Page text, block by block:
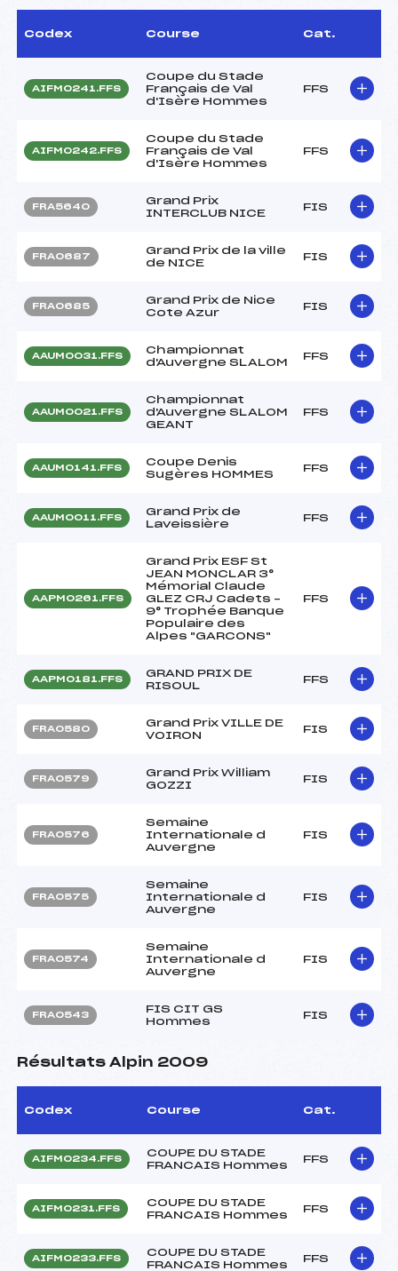
Codex Course Cat.
AIFM0241.FFS
Coupe du Stade
Français de Val
d'Isère Hommes
FFS
AIFM0242.FFS
Coupe du Stade
Français de Val
d'Isère Hommes
FFS
FRA5640
Grand Prix
INTERCLUB NICE
FIS
FRA0687
Grand Prix de la ville
de NICE
FIS
FRA0685
Grand Prix de Nice
Cote Azur
FIS
AAUM0031.FFS
Championnat
d'Auvergne SLALOM
FFS
AAUM0021.FFS
Championnat
d'Auvergne SLALOM
GEANT
FFS
AAUM0141.FFS
Coupe Denis
Sugères HOMMES
FFS
AAUM0011.FFS
Grand Prix de
Laveissière
FFS
AAPM0261.FFS
Grand Prix ESF St
JEAN MONCLAR 3°
Mémorial Claude
GLEZ CRJ Cadets –
9° Trophée Banque
Populaire des
Alpes "GARCONS"
FFS
AAPM0181.FFS
GRAND PRIX DE
RISOUL
FFS
FRA0580
Grand Prix VILLE DE
VOIRON
FIS
FRA0579
Grand Prix William
GOZZI
FIS
FRA0576
Semaine
Internationale d
Auvergne
FIS
FRA0575
Semaine
Internationale d
Auvergne
FIS
FRA0574
Semaine
Internationale d
Auvergne
FIS
FRA0543
FIS CIT GS
Hommes
FIS
Résultats Alpin 2009
Codex Course Cat.
AIFM0234.FFS
COUPE DU STADE
FRANCAIS Hommes
FFS
AIFM0231.FFS
COUPE DU STADE
FRANCAIS Hommes
FFS
AIFM0233.FFS
COUPE DU STADE
FRANCAIS Hommes
FFS